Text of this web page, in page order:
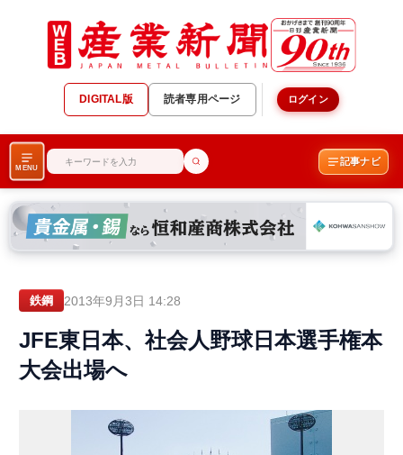
DIGITAL版 読者専用ページ ログイン
MENU
記事ナビ
鉄鋼 2013年9月3日 14:28
JFE東日本、社会人野球日本選手権本
大会出場へ